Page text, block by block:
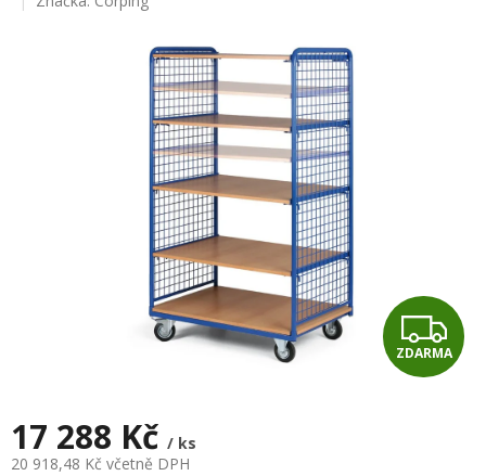
0,0
z
5
hvězdiček.
Z
D
ZDARMA
17 288 Kč / ks
20 918,48 Kč včetně DPH